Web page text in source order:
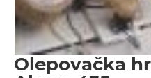
Olepovačka